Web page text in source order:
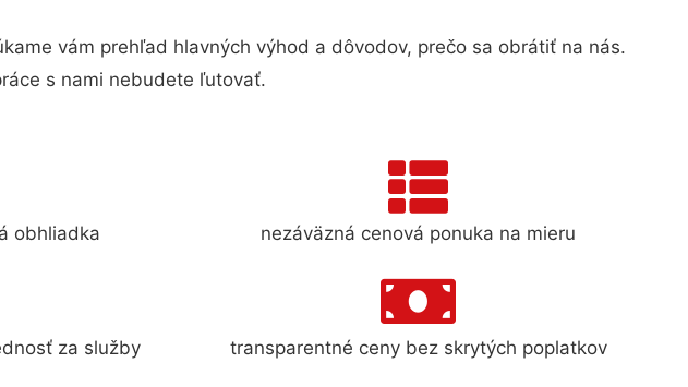
vám prehľad hlavných výhod a dôvodov, prečo sa obrátiť na nás.
s nami nebudete ľutovať.
obhliadka nezáväzná cenová ponuka na mieru
za služby transparentné ceny bez skrytých poplatkov